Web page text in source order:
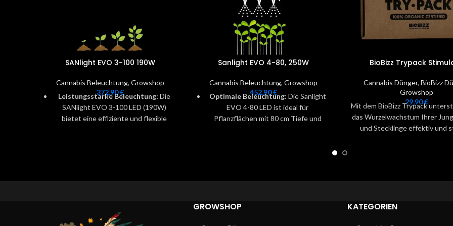
SANlight EVO 3-100 190W
Cannabis Beleuchtung, Growshop
372,90€
Leistungsstarke Beleuchtung: Die
SANlight EVO 3-100 LED (190W)
bietet eine effiziente und flexible
Langlebigkeit und Effizienz sicherstellt.
Sanlight EVO 4-80, 250W
Cannabis Beleuchtung, Growshop
452,90€
Optimale Beleuchtung: Die Sanlight
EVO 4-80 LED ist ideal für
Pflanzflächen mit 80 cm Tiefe und
BioBizz Trypack
Cannabis Dünger, BioBizz
Growshop
29,90€
Mit dem BioBizz Trypack
das Wurzelwachstum Ihrer
und Stecklinge effektiv und
schützendes Mittel auf
Krankheiten,
GROWSHOP KATEGORIEN